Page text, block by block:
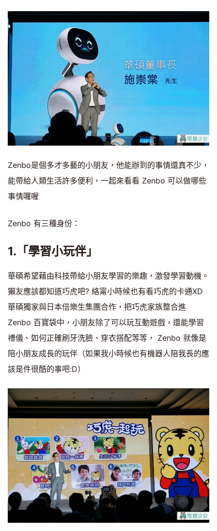
Zenbo是個多才多藝的小朋友，他能辦到的事情還真不少，
能帶給人類生活許多便利，一起來看看 Zenbo 可以做哪些
事情囉喔
Zenbo 有三種身份：
1.「學習小玩伴」
華碩希望藉由科技帶給小朋友學習的樂趣，激發學習動機。
獺友應該都知道巧虎吧? 絡甯小時候也有看巧虎的卡通XD
華碩獨家與日本倍樂生集團合作，把巧虎家族整合進
Zenbo 百寶袋中，小朋友除了可以玩互動遊戲，還能學習
禮儀、如何正確刷牙洗臉、穿衣搭配等等， Zenbo 就像是
陪小朋友成長的玩伴（如果我小時候也有機器人陪我長的應
該是件很酷的事吧:D）